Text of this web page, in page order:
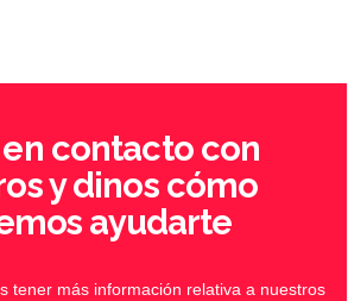
contacto con
y dinos cómo
ayudarte
tener más información relativa a nuestros